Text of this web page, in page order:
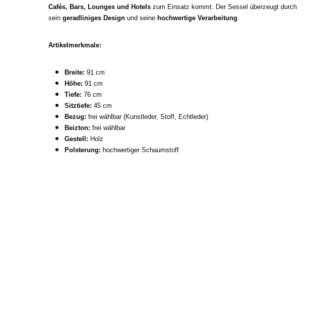
Cafés, Bars, Lounges und Hotelszum Einsatz kommt. Der Sessel überzeugt durch
sein geradliniges Designund seine hochwertige Verarbeitung.
Artikelmerkmale:
Breite: 91 cm
Höhe: 91 cm
Tiefe: 76 cm
Sitztiefe: 45 cm
Bezug: frei wählbar (Kunstleder, Stoff, Echtleder)
Beizton: frei wählbar
Gestell: Holz
Polsterung: hochwertiger Schaumstoff